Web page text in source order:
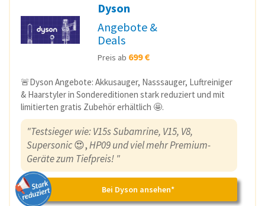
Dyson
Angebote &
Deals
Preis ab 699 €
🚨Dyson Angebote: Akkusauger, Nasssauger, Luftreiniger
& Haarstyler in Sondereditionen stark reduziert und mit
limitierten gratis Zubehör erhältlich 🤩.
"Testsieger wie: V15s Subamrine, V15, V8,
Supersonic😍,HP09 und viel mehr Premium-
Geräte zum Tiefpreis! "
Bei Dyson ansehen*